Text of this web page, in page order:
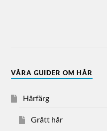
VÅRA GUIDER OM HÅR
Hårfärg
Grått hår